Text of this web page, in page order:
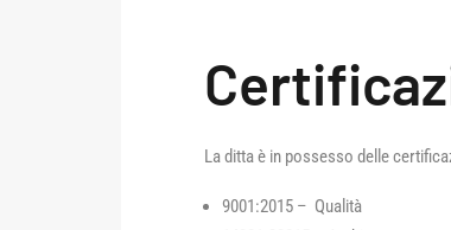
La ditta è in possesso delle
9001:2015 – Qualità